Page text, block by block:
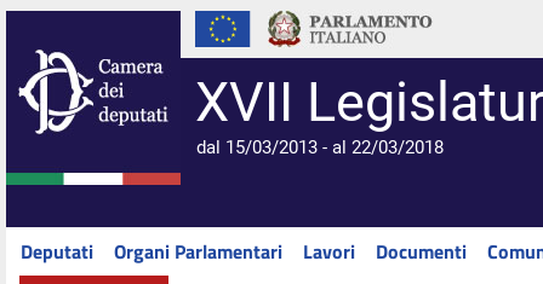
XVII
dal 15/03/2013 - al 22/03/2018
Deputati Organi Parlamentari Lavori Documenti